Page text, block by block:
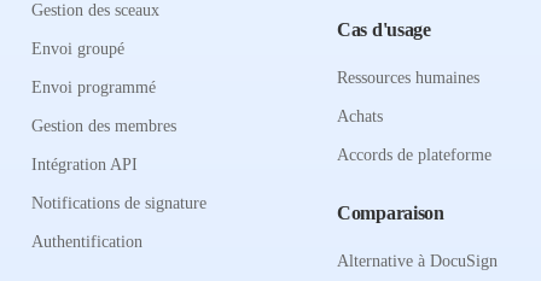
Gestion des sceaux
Envoi groupé
Envoi programmé
Gestion des membres
Intégration API
Notifications de signature
Authentification
Cas d'usage
Ressources humaines
Achats
Accords de plateforme
Comparaison
Alternative à DocuSign